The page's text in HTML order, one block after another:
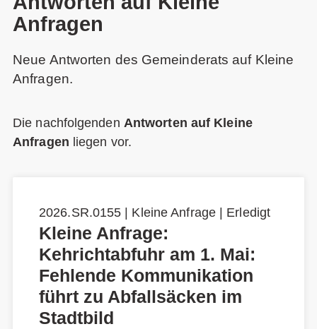
Anfragen
Neue Antworten des Gemeinderats auf Kleine
Anfragen.
Die nachfolgenden Antworten auf Kleine
Anfragen liegen vor.
2026.SR.0155 | Kleine Anfrage | Erledigt
Kleine Anfrage:
Kehrichtabfuhr am 1. Mai:
Fehlende Kommunikation
führt zu Abfallsäcken im
Stadtbild